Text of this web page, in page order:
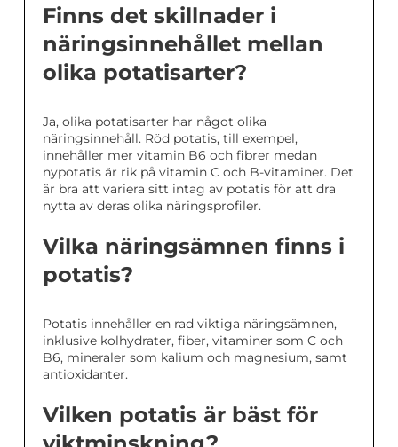
Finns det skillnader i
näringsinnehållet mellan
olika potatisarter?
Ja, olika potatisarter har något olika
näringsinnehåll. Röd potatis, till exempel,
innehåller mer vitamin B6 och fibrer medan
nypotatis är rik på vitamin C och B-vitaminer. Det
är bra att variera sitt intag av potatis för att dra
nytta av deras olika näringsprofiler.
Vilka näringsämnen finns i
potatis?
Potatis innehåller en rad viktiga näringsämnen,
inklusive kolhydrater, fiber, vitaminer som C och
B6, mineraler som kalium och magnesium, samt
antioxidanter.
Vilken potatis är bäst för